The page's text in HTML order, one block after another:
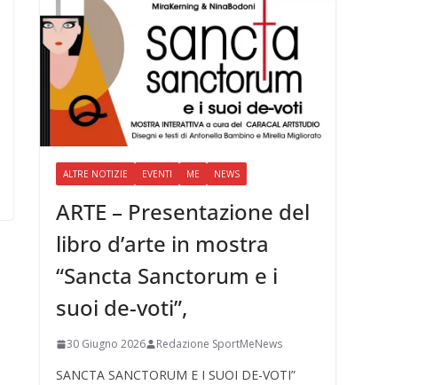
ALTRE NOTIZIE EVENTI ME NEWS
ARTE – Presentazione del
libro d’arte in mostra
“Sancta Sanctorum e i
suoi de-voti”,
30 Giugno 2026 Redazione SportMeNews
SANCTA SANCTORUM E I SUOI DE-VOTI”